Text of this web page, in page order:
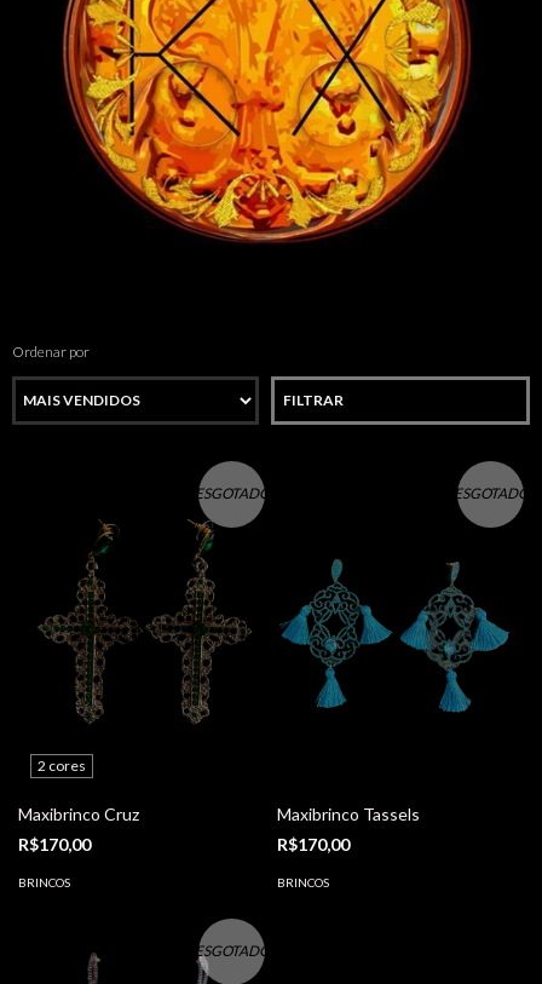
Ordenar por
FILTRAR
ESGOTADO
2 cores
Maxibrinco Cruz
R$170,00
BRINCOS
ESGOTADO
Maxibrinco Tassels
R$170,00
BRINCOS
ESGOTADO